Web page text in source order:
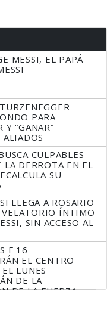
MESSI, EL PAPÁ
PARA
Y “GANAR”
CULPABLES
LA DERROTA EN EL
SU
LLEGA A ROSARIO
ÍNTIMO
SIN ACCESO AL
F 16
EL CENTRO
LUNES
DE LA
DE LA FUERZA